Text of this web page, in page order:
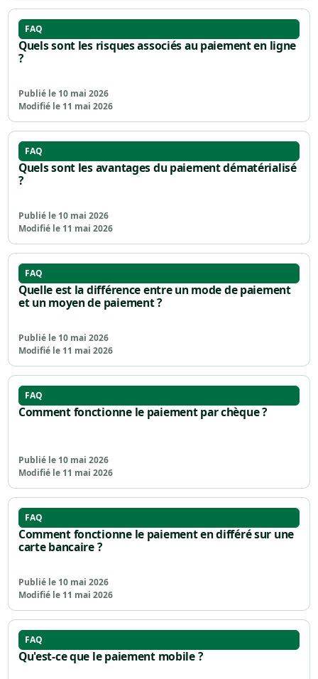
FAQ
Quels sont les risques associés au paiement en ligne
?
Publié le 10 mai 2026
Modifié le 11 mai 2026
FAQ
Quels sont les avantages du paiement dématérialisé
?
Publié le 10 mai 2026
Modifié le 11 mai 2026
FAQ
Quelle est la différence entre un mode de paiement
et un moyen de paiement ?
Publié le 10 mai 2026
Modifié le 11 mai 2026
FAQ
Comment fonctionne le paiement par chèque ?
Publié le 10 mai 2026
Modifié le 11 mai 2026
FAQ
Comment fonctionne le paiement en différé sur une
carte bancaire ?
Publié le 10 mai 2026
Modifié le 11 mai 2026
FAQ
Qu'est-ce que le paiement mobile ?